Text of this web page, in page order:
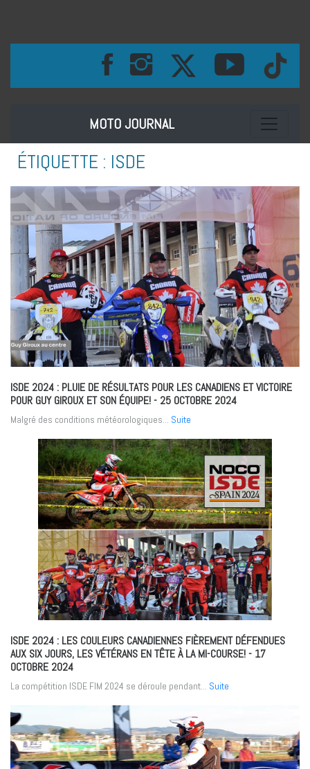
MOTO JOURNAL Toggle
ÉTIQUETTE : ISDE
ISDE 2024 : PLUIE DE RÉSULTATS POUR LES CANADIENS ET VICTOIRE
POUR GUY GIROUX ET SON ÉQUIPE!- 25 OCTOBRE 2024
Malgré des conditions météorologiques... Suite
ISDE 2024 : LES COULEURS CANADIENNES FIÈREMENT DÉFENDUES
AUX SIX JOURS, LES VÉTÉRANS EN TÊTE À LA MI-COURSE!- 17
OCTOBRE 2024
La compétition ISDE FIM 2024 se déroule pendant... Suite